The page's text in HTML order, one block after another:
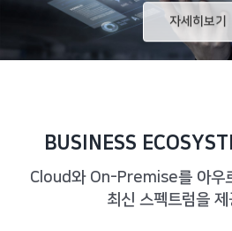
자세히보기
BUSINESS
Cloud와 On-Premise를 아우
최신 스펙트럼을